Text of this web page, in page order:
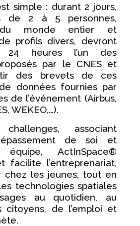
simple : durant 2 jours,
de 2 à 5 personnes,
du monde entier et
profils divers, devront
24 heures l’un des
par le CNES et
des brevets de ces
données fournies par
de l’événement (Airbus,
WEKEO,…).
associant
de soi et
ActInSpace®
facilite l’entreprenariat,
chez les jeunes, tout en
technologies spatiales
au quotidien, au
citoyens, de l’emploi et